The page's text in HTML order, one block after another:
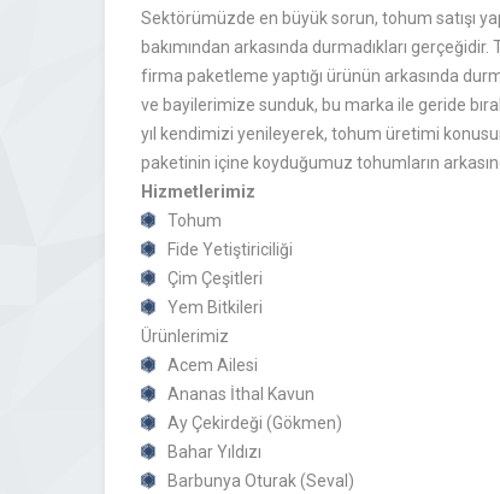
Sektörümüzde en büyük sorun, tohum satışı
bakımından arkasında durmadıkları
firma paketleme yaptığı ürünün arkasında
ve bayilerimize sunduk, bu marka ile geride
yıl kendimizi yenileyerek, tohum üretimi
paketinin içine koyduğumuz tohumların
Hizmetlerimiz
Tohum
Fide Yetiştiriciliği
Çim Çeşitleri
Yem Bitkileri
Ürünlerimiz
Acem Ailesi
Ananas İthal Kavun
Ay Çekirdeği (Gökmen)
Bahar Yıldızı
Barbunya Oturak (Seval)